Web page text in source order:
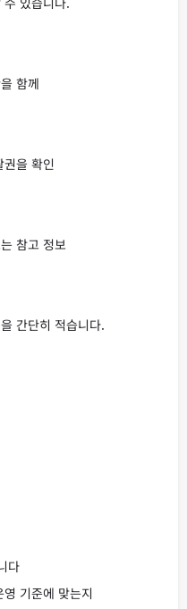
함께
을 확인
참고 정보
간단히 적습니다.
다
기준에 맞는지